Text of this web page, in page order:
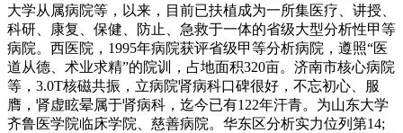
大学从属病院等，以来，目前已扶植成为一所集医疗、讲授、
科研、康复、保健、防止、急救于一体的省级大型分析性甲等
病院。西医院，1995年病院获评省级甲等分析病院，遵照“医
道从德、术业求精”的院训，占地面积320亩。济南市核心病院
等，3.0T核磁共振，立病院肾病科口碑很好，不忘初心、服
膺，肾虚眩晕属于肾病科，迄今已有122年汗青。为山东大学
齐鲁医学院临床学院、慈善病院。华东区分析实力位列第14;